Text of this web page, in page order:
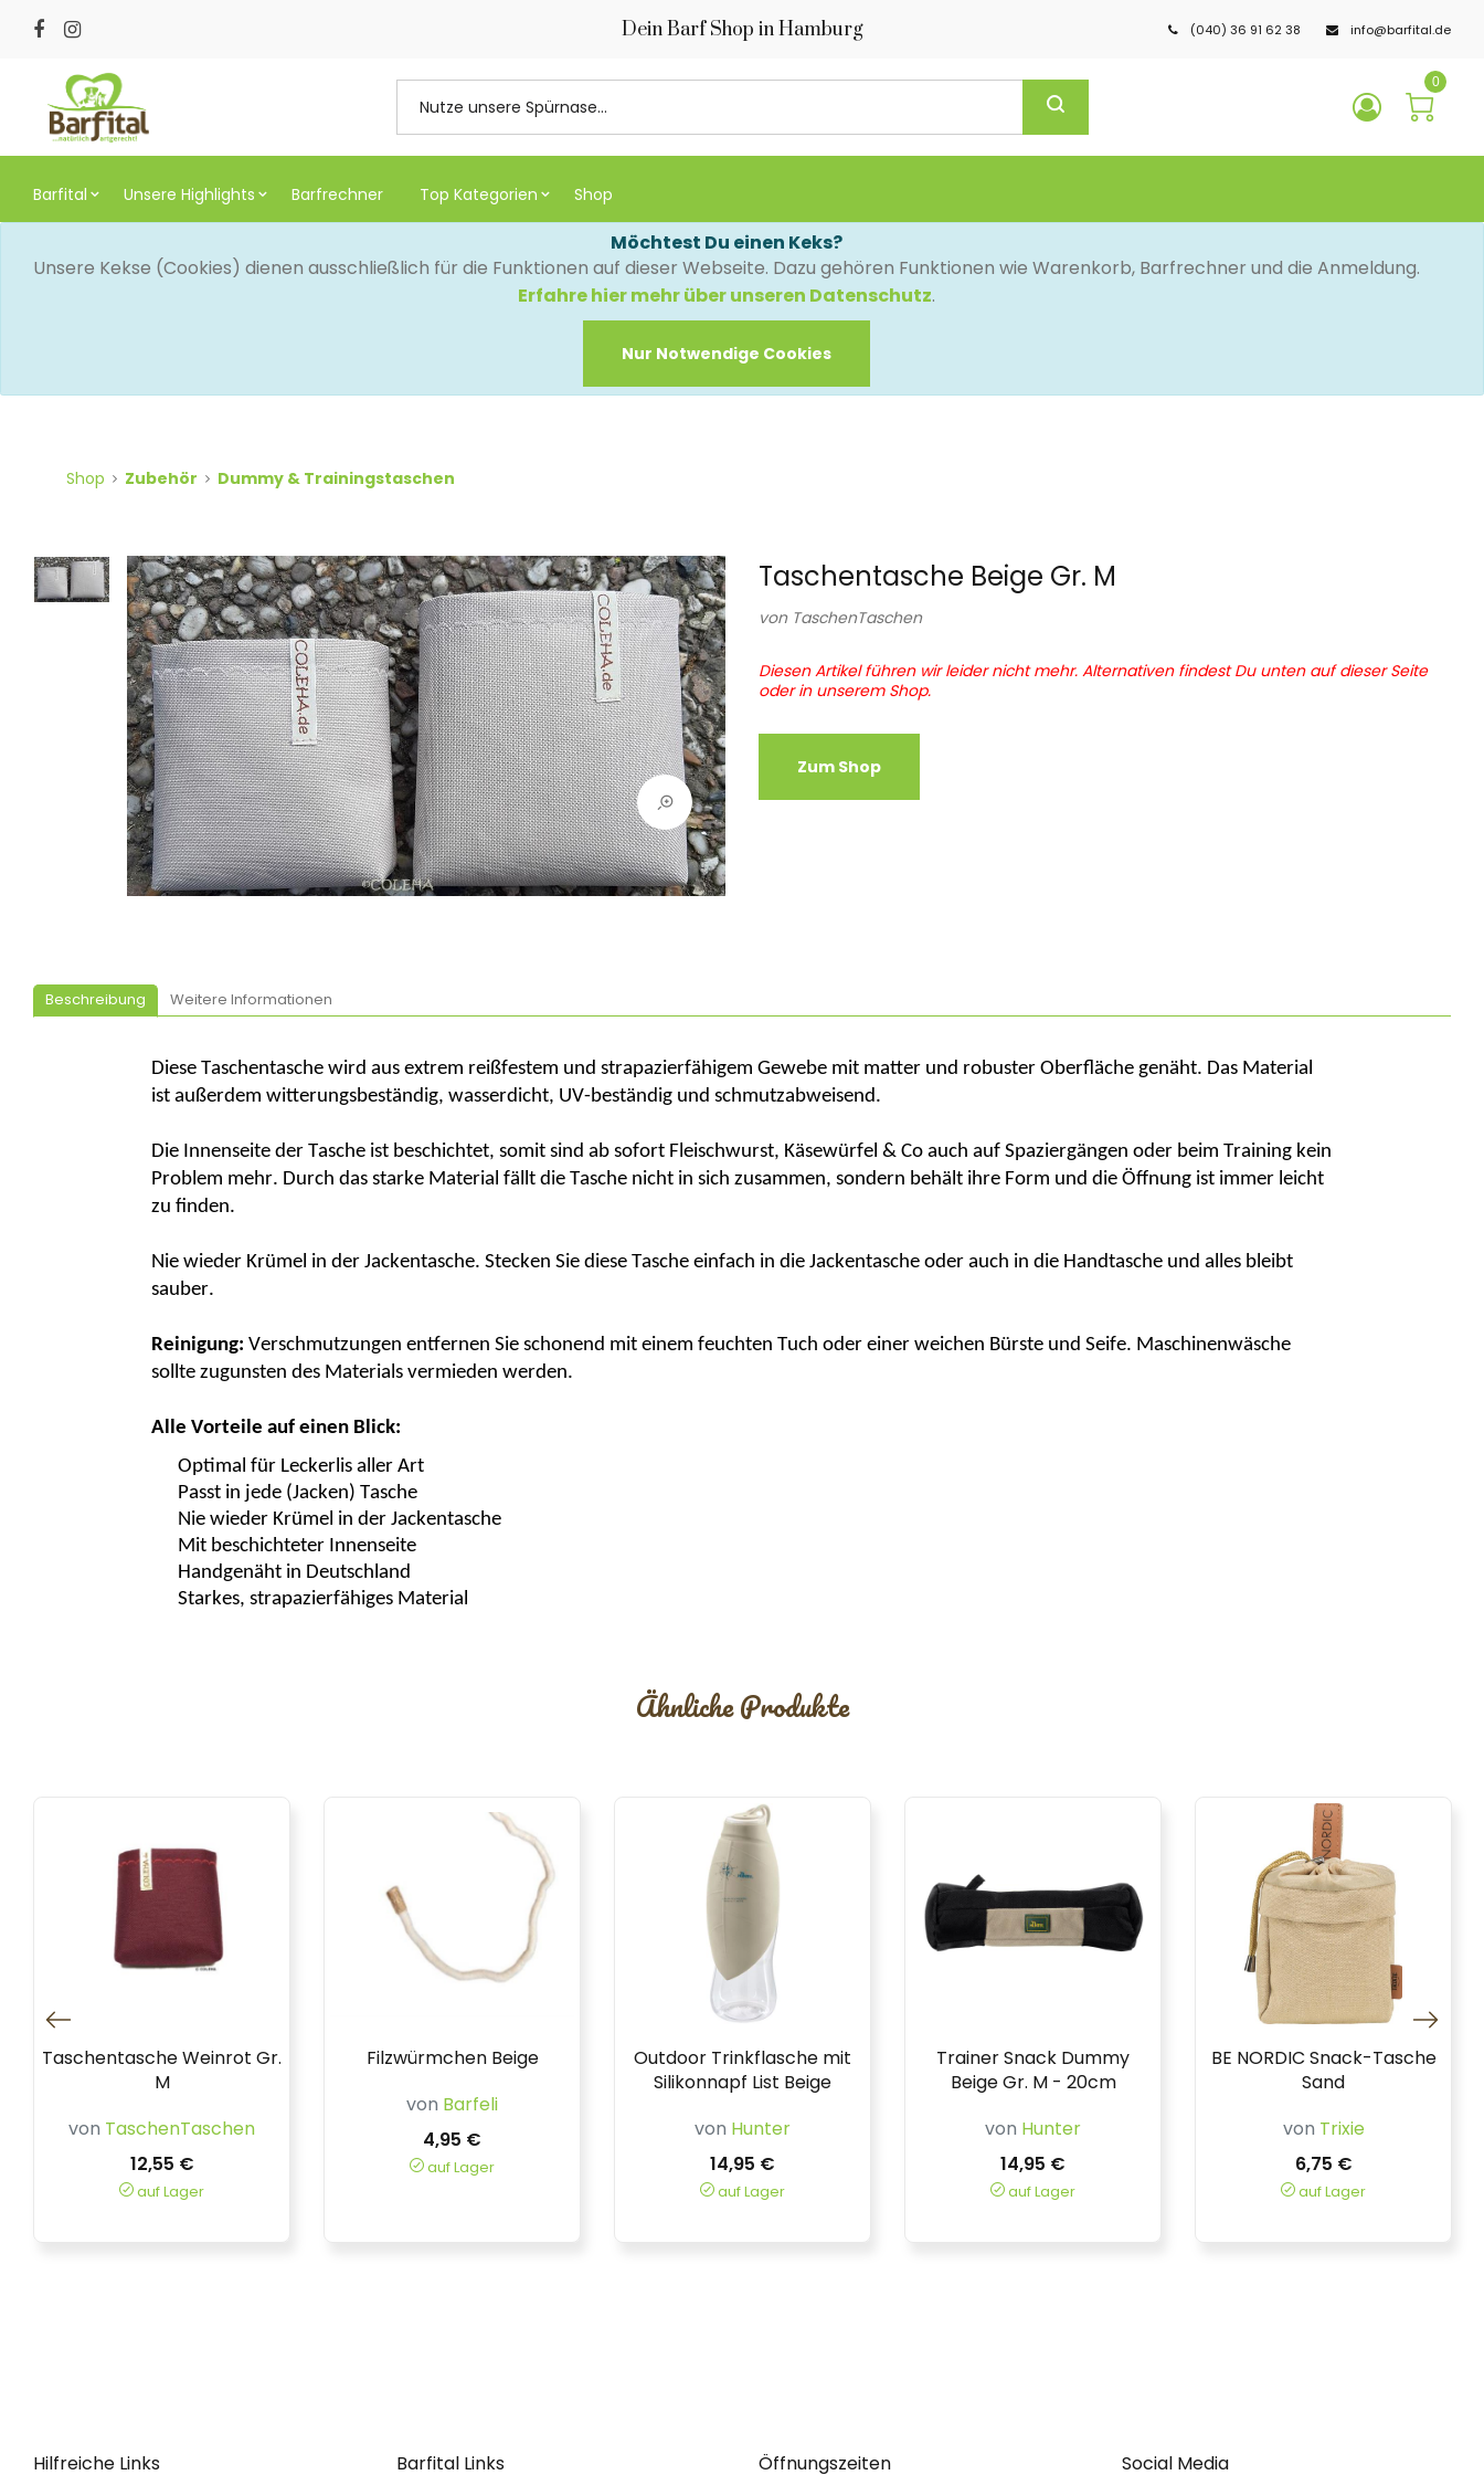
Dein Barf Shop in Hamburg (040) 36 91 62 38 info@barfital.de
0
Barfital Unsere Highlights Barfrechner Top Kategorien Shop
Möchtest Du einen Keks?
Unsere Kekse (Cookies) dienen ausschließlich für die Funktionen auf dieser Webseite. Dazu gehören Funktionen wie Warenkorb, Barfrechner und die Anmeldung.
Erfahre hier mehr über unseren Datenschutz.
Nur Notwendige Cookies
Shop Zubehör Dummy & Trainingstaschen
Taschentasche Beige Gr. M
von TaschenTaschen
Diesen Artikel führen wir leider nicht mehr. Alternativen findest Du unten auf dieser Seite
oder in unserem Shop.
Zum Shop
Beschreibung Weitere Informationen
Diese Taschentasche wird aus extrem reißfestem und strapazierfähigem Gewebe mit matter und robuster Oberfläche genäht. Das Material
ist außerdem witterungsbeständig, wasserdicht, UV-beständig und schmutzabweisend.
Die Innenseite der Tasche ist beschichtet, somit sind ab sofort Fleischwurst, Käsewürfel & Co auch auf Spaziergängen oder beim Training kein
Problem mehr. Durch das starke Material fällt die Tasche nicht in sich zusammen, sondern behält ihre Form und die Öffnung ist immer leicht
zu finden.
Nie wieder Krümel in der Jackentasche. Stecken Sie diese Tasche einfach in die Jackentasche oder auch in die Handtasche und alles bleibt
sauber.
Reinigung: Verschmutzungen entfernen Sie schonend mit einem feuchten Tuch oder einer weichen Bürste und Seife. Maschinenwäsche
sollte zugunsten des Materials vermieden werden.
Alle Vorteile auf einen Blick:
Optimal für Leckerlis aller Art
Passt in jede (Jacken) Tasche
Nie wieder Krümel in der Jackentasche
Mit beschichteter Innenseite
Handgenäht in Deutschland
Starkes, strapazierfähiges Material
Ähnliche Produkte
Taschentasche Weinrot Gr.
M
von TaschenTaschen
12,55 €
auf Lager
Filzwürmchen Beige
von Barfeli
4,95 €
auf Lager
Outdoor Trinkflasche mit
Silikonnapf List Beige
von Hunter
14,95 €
auf Lager
Trainer Snack Dummy
Beige Gr. M - 20cm
von Hunter
14,95 €
auf Lager
BE NORDIC Snack-Tasche
Sand
von Trixie
6,75 €
auf Lager
Hilfreiche Links Barfital Links Öffnungszeiten Social Media